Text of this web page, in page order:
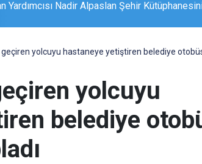
genç girişimcilere "Yeni Üye Projesi"
geçiren yolcuyu hastaneye yetiştiren belediye
yolcuyu
belediye